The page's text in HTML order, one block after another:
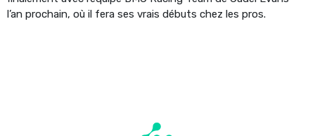
l’an prochain, où il fera ses vrais débuts chez les pros.